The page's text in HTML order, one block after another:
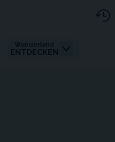
Wunderland
ENTDECKEN